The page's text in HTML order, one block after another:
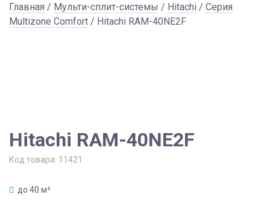
Главная / Мульти-сплит-системы / Hitachi / Серия
Multizone Comfort / Hitachi RAM-40NE2F
Hitachi RAM-40NE2F
Код товара: 11421
до 40 м²